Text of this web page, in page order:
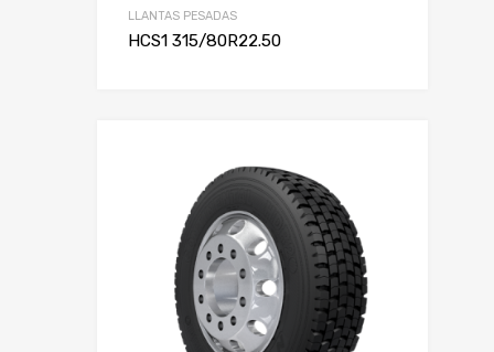
LLANTAS PESADAS
HCS1 315/80R22.50